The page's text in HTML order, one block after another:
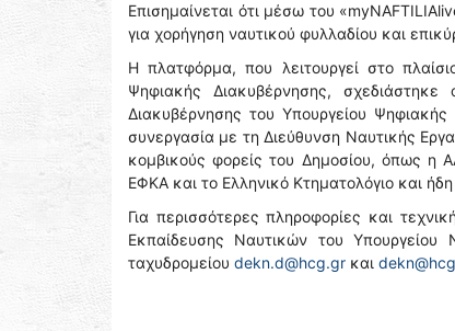
Επισημαίνεται ότι μέσω του
για χορήγηση ναυτικού φυλλαδίου και
Η πλατφόρμα, που λειτουργεί στο
Ψηφιακής Διακυβέρνησης,
Διακυβέρνησης του Υπουργείου
συνεργασία με τη Διεύθυνση Ναυτικής
κομβικούς φορείς του Δημοσίου, όπως η
ΕΦΚΑ και το Ελληνικό Κτηματολόγιο και
Για περισσότερες πληροφορίες και
Εκπαίδευσης Ναυτικών του Υπουργείου
ταχυδρομείου dekn.d@hcg.gr και